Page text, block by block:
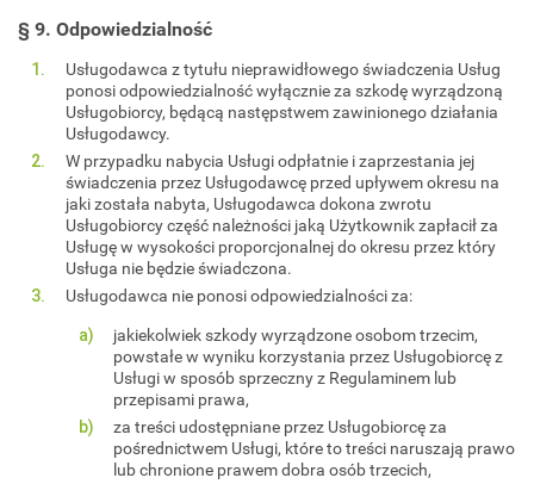
§ 9. Odpowiedzialność
Usługodawca z tytułu nieprawidłowego świadczenia Usług
ponosi odpowiedzialność wyłącznie za szkodę wyrządzoną
Usługobiorcy, będącą następstwem zawinionego działania
Usługodawcy.
W przypadku nabycia Usługi odpłatnie i zaprzestania jej
świadczenia przez Usługodawcę przed upływem okresu na
jaki została nabyta, Usługodawca dokona zwrotu
Usługobiorcy część należności jaką Użytkownik zapłacił za
Usługę w wysokości proporcjonalnej do okresu przez który
Usługa nie będzie świadczona.
Usługodawca nie ponosi odpowiedzialności za:
jakiekolwiek szkody wyrządzone osobom trzecim,
powstałe w wyniku korzystania przez Usługobiorcę z
Usługi w sposób sprzeczny z Regulaminem lub
przepisami prawa,
za treści udostępniane przez Usługobiorcę za
pośrednictwem Usługi, które to treści naruszają prawo
lub chronione prawem dobra osób trzecich,